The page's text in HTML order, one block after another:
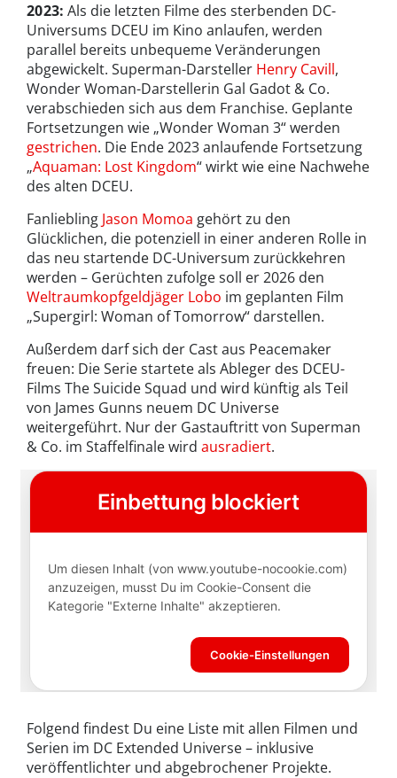
2023: Als die letzten Filme des sterbenden DC-
Universums DCEU im Kino anlaufen, werden
parallel bereits unbequeme Veränderungen
abgewickelt. Superman-Darsteller Henry Cavill,
Wonder Woman-Darstellerin Gal Gadot & Co.
verabschieden sich aus dem Franchise. Geplante
Fortsetzungen wie „Wonder Woman 3“ werden
gestrichen. Die Ende 2023 anlaufende Fortsetzung
„Aquaman: Lost Kingdom“ wirkt wie eine Nachwehe
des alten DCEU.
Fanliebling Jason Momoa gehört zu den
Glücklichen, die potenziell in einer anderen Rolle in
das neu startende DC-Universum zurückkehren
werden – Gerüchten zufolge soll er 2026 den
Weltraumkopfgeldjäger Lobo im geplanten Film
„Supergirl: Woman of Tomorrow“ darstellen.
Außerdem darf sich der Cast aus Peacemaker
freuen: Die Serie startete als Ableger des DCEU-
Films The Suicide Squad und wird künftig als Teil
von James Gunns neuem DC Universe
weitergeführt. Nur der Gastauftritt von Superman
& Co. im Staffelfinale wird ausradiert.
Folgend findest Du eine Liste mit allen Filmen und
Serien im DC Extended Universe – inklusive
veröffentlichter und abgebrochener Projekte.